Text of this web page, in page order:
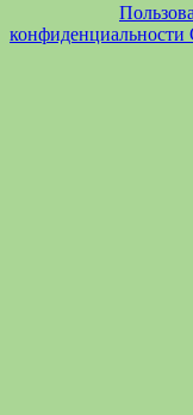
конфиденциальности